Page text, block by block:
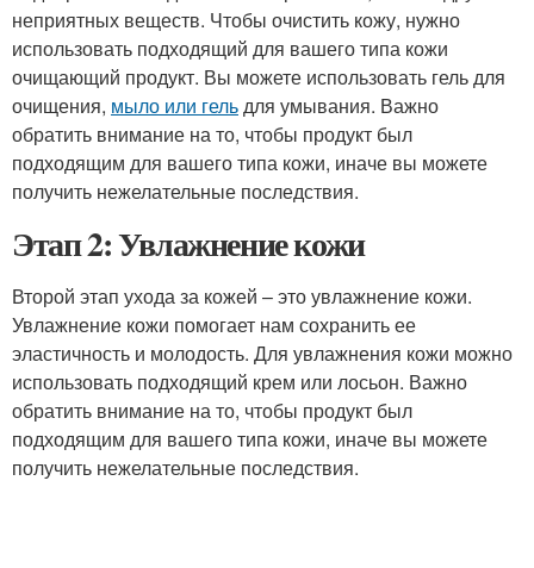
неприятных веществ. Чтобы очистить кожу, нужно
использовать подходящий для вашего типа кожи
очищающий продукт. Вы можете использовать гель для
очищения, мыло или гельдля умывания. Важно
обратить внимание на то, чтобы продукт был
подходящим для вашего типа кожи, иначе вы можете
получить нежелательные последствия.
Этап 2: Увлажнение кожи
Второй этап ухода за кожей – это увлажнение кожи.
Увлажнение кожи помогает нам сохранить ее
эластичность и молодость. Для увлажнения кожи можно
использовать подходящий крем или лосьон. Важно
обратить внимание на то, чтобы продукт был
подходящим для вашего типа кожи, иначе вы можете
получить нежелательные последствия.